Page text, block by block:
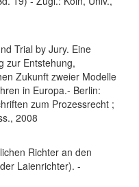
Trial by Jury. Eine
zur Entstehung,
Zukunft zweier Modelle
in Europa.- Berlin:
zum Prozessrecht ;
2008
Richter an den
Laienrichter). -